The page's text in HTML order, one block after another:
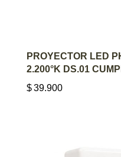
PROYECTOR LED
2.200°K DS.01
$39.900